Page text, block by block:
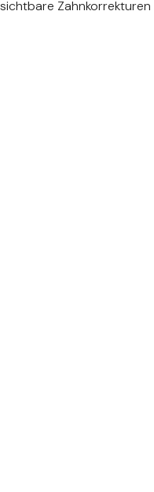
Zahnkorrekturen